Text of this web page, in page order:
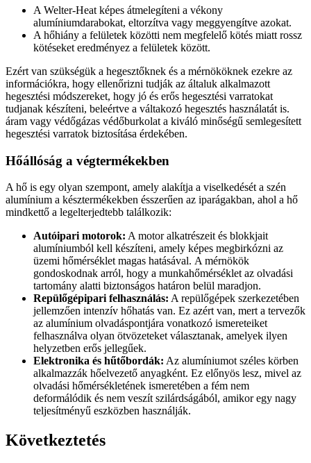
A Welter-Heat képes átmelegíteni a vékony
alumíniumdarabokat, eltorzítva vagy meggyengítve azokat.
A hőhiány a felületek közötti nem megfelelő kötés miatt rossz
kötéseket eredményez a felületek között.
Ezért van szükségük a hegesztőknek és a mérnököknek ezekre az
információkra, hogy ellenőrizni tudják az általuk alkalmazott
hegesztési módszereket, hogy jó és erős hegesztési varratokat
tudjanak készíteni, beleértve a váltakozó hegesztés használatát is.
áram vagy védőgázas védőburkolat a kiváló minőségű semlegesített
hegesztési varratok biztosítása érdekében.
Hőállóság a végtermékekben
A hő is egy olyan szempont, amely alakítja a viselkedését a szén
alumínium a késztermékekben ésszerűen az iparágakban, ahol a hő
mindkettő a legelterjedtebb találkozik:
Autóipari motorok: A motor alkatrészeit és blokkjait
alumíniumból kell készíteni, amely képes megbirkózni az
üzemi hőmérséklet magas hatásával. A mérnökök
gondoskodnak arról, hogy a munkahőmérséklet az olvadási
tartomány alatti biztonságos határon belül maradjon.
Repülőgépipari felhasználás: A repülőgépek szerkezetében
jellemzően intenzív hőhatás van. Ez azért van, mert a tervezők
az alumínium olvadáspontjára vonatkozó ismereteiket
felhasználva olyan ötvözeteket választanak, amelyek ilyen
helyzetben erős jellegűek.
Elektronika és hűtőbordák: Az alumíniumot széles körben
alkalmazzák hőelvezető anyagként. Ez előnyös lesz, mivel az
olvadási hőmérsékletének ismeretében a fém nem
deformálódik és nem veszít szilárdságából, amikor egy nagy
teljesítményű eszközben használják.
Következtetés